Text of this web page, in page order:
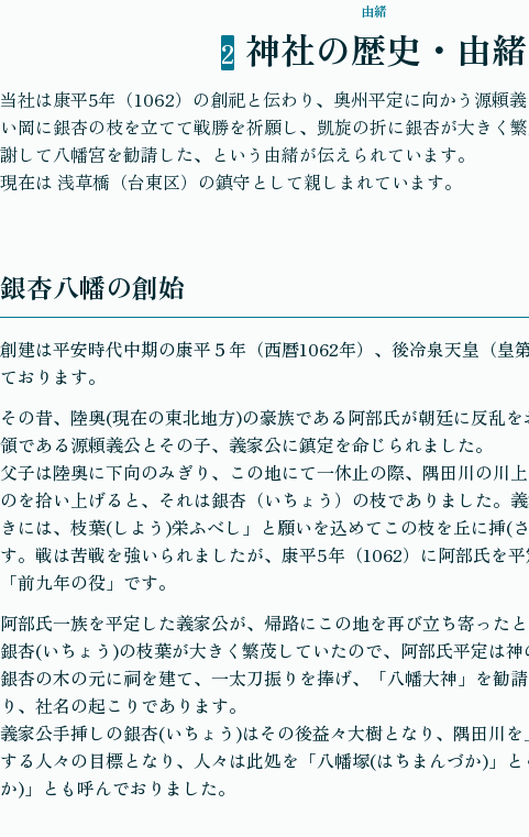
由緒
2 神社の歴史・由緒
当社は康平5年（1062）の創祀と伝わり、奥州平定に向かう源頼
い岡に銀杏の枝を立てて戦勝を祈願し、凱旋の折に銀杏が大きく
謝して八幡宮を勧請した、という由緒が伝えられています。
現在は 浅草橋（台東区）の鎮守として親しまれています。
銀杏八幡の創始
創建は平安時代中期の康平５年（西暦1062年）、後冷泉天皇（皇
ております。
その昔、陸奥(現在の東北地方)の豪族である阿部氏が朝廷に反乱
領である源頼義公とその子、義家公に鎮定を命じられました。
父子は陸奥に下向のみぎり、この地にて一休止の際、隅田川の川
のを拾い上げると、それは銀杏（いちょう）の枝でありました。
きには、枝葉(しよう)栄ふべし」と願いを込めてこの枝を丘に挿(
す。戦は苦戦を強いられましたが、康平5年（1062）に阿部氏を
「前九年の役」です。
阿部氏一族を平定した義家公が、帰路にこの地を再び立ち寄った
銀杏(いちょう)の枝葉が大きく繁茂していたので、阿部氏平定は
銀杏の木の元に祠を建て、一太刀振りを捧げ、「八幡大神」を勧
り、社名の起こりであります。
義家公手挿しの銀杏(いちょう)はその後益々大樹となり、隅田川
する人々の目標となり、人々は此処を「八幡塚(はちまんづか)」
か)」とも呼んでおりました。